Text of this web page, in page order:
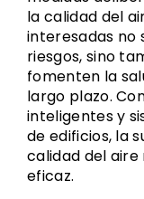
la calidad del
interesadas no
riesgos, sino
fomenten la
largo plazo.
inteligentes y
de edificios, la
calidad del
eficaz.